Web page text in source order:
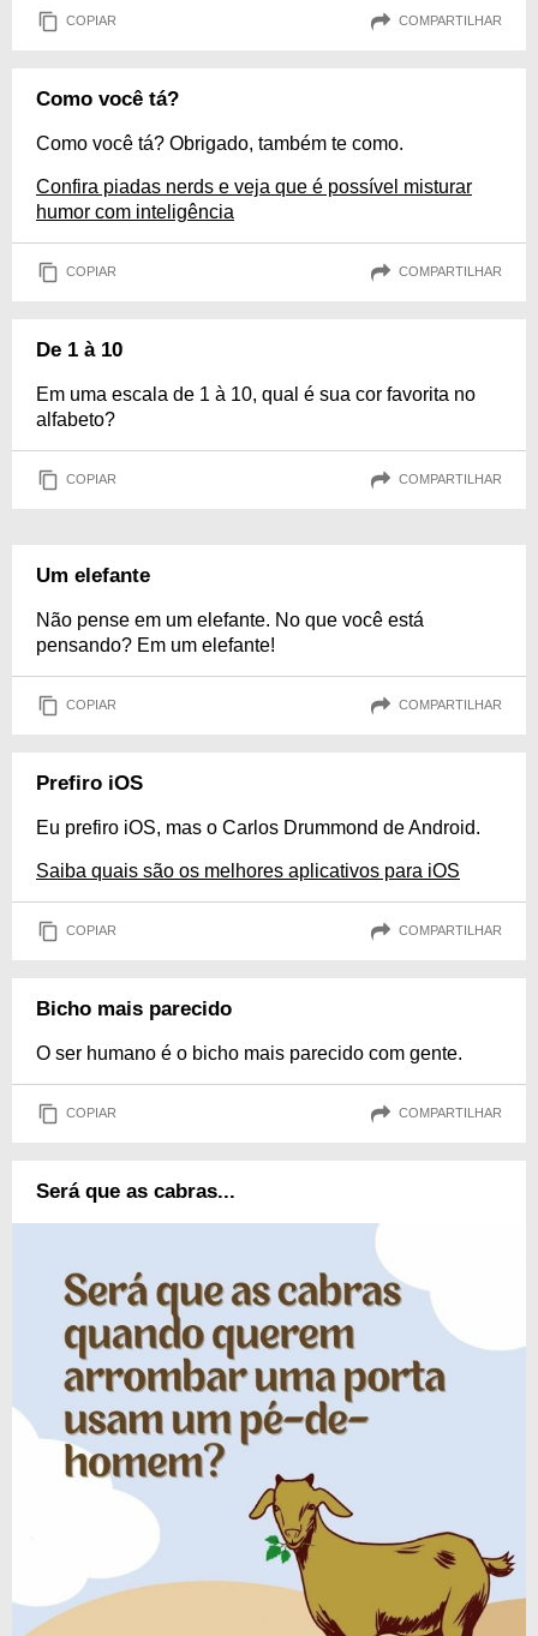
COPIAR COMPARTILHAR
Como você tá?
Como você tá? Obrigado, também te como.
Confira piadas nerds e veja que é possível misturar
humor com inteligência
COPIAR COMPARTILHAR
De 1 à 10
Em uma escala de 1 à 10, qual é sua cor favorita no
alfabeto?
COPIAR COMPARTILHAR
Um elefante
Não pense em um elefante. No que você está
pensando? Em um elefante!
COPIAR COMPARTILHAR
Prefiro iOS
Eu prefiro iOS, mas o Carlos Drummond de Android.
Saiba quais são os melhores aplicativos para iOS
COPIAR COMPARTILHAR
Bicho mais parecido
O ser humano é o bicho mais parecido com gente.
COPIAR COMPARTILHAR
Será que as cabras...